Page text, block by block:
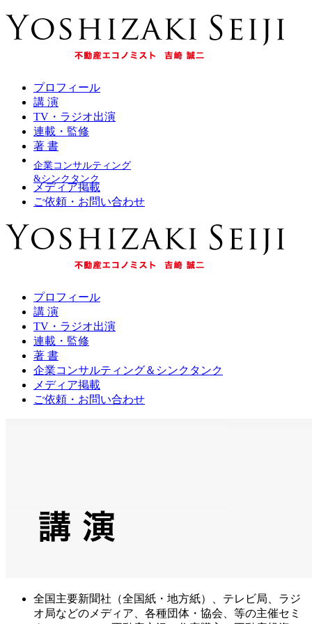
プロフィール
講 演
TV・ラジオ出演
連載・監修
著 書
企業コンサルティング
&シンクタンク
メディア掲載
ご依頼・お問い合わせ
プロフィール
講 演
TV・ラジオ出演
連載・監修
著 書
企業コンサルティング＆シンクタンク
メディア掲載
ご依頼・お問い合わせ
全国主要新聞社（全国紙・地方紙）、テレビ局、ラジ
オ局などのメディア、各種団体・協会、等の主催セミ